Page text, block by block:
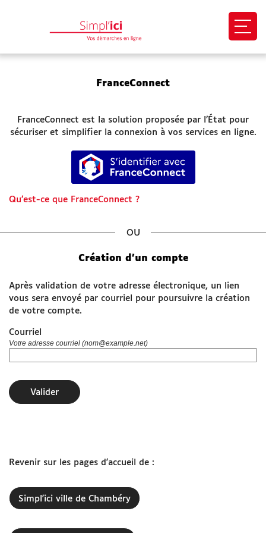
Mes demandes
Paiement en ligne
Besoin d'aide
SITES UTILES
www.grandchambery.fr
FranceConnect
FranceConnect est la solution proposée par l’État pour
sécuriser et simplifier la connexion à vos services en ligne.
S’identifier avec FranceConnect
Qu’est-ce que FranceConnect ?
Création d’un compte
Après validation de votre adresse électronique, un lien
vous sera envoyé par courriel pour poursuivre la création
de votre compte.
Courriel
Votre adresse courriel (nom@example.net)
Valider
Revenir sur les pages d'accueil de :
Simpl'ici ville de Chambéry